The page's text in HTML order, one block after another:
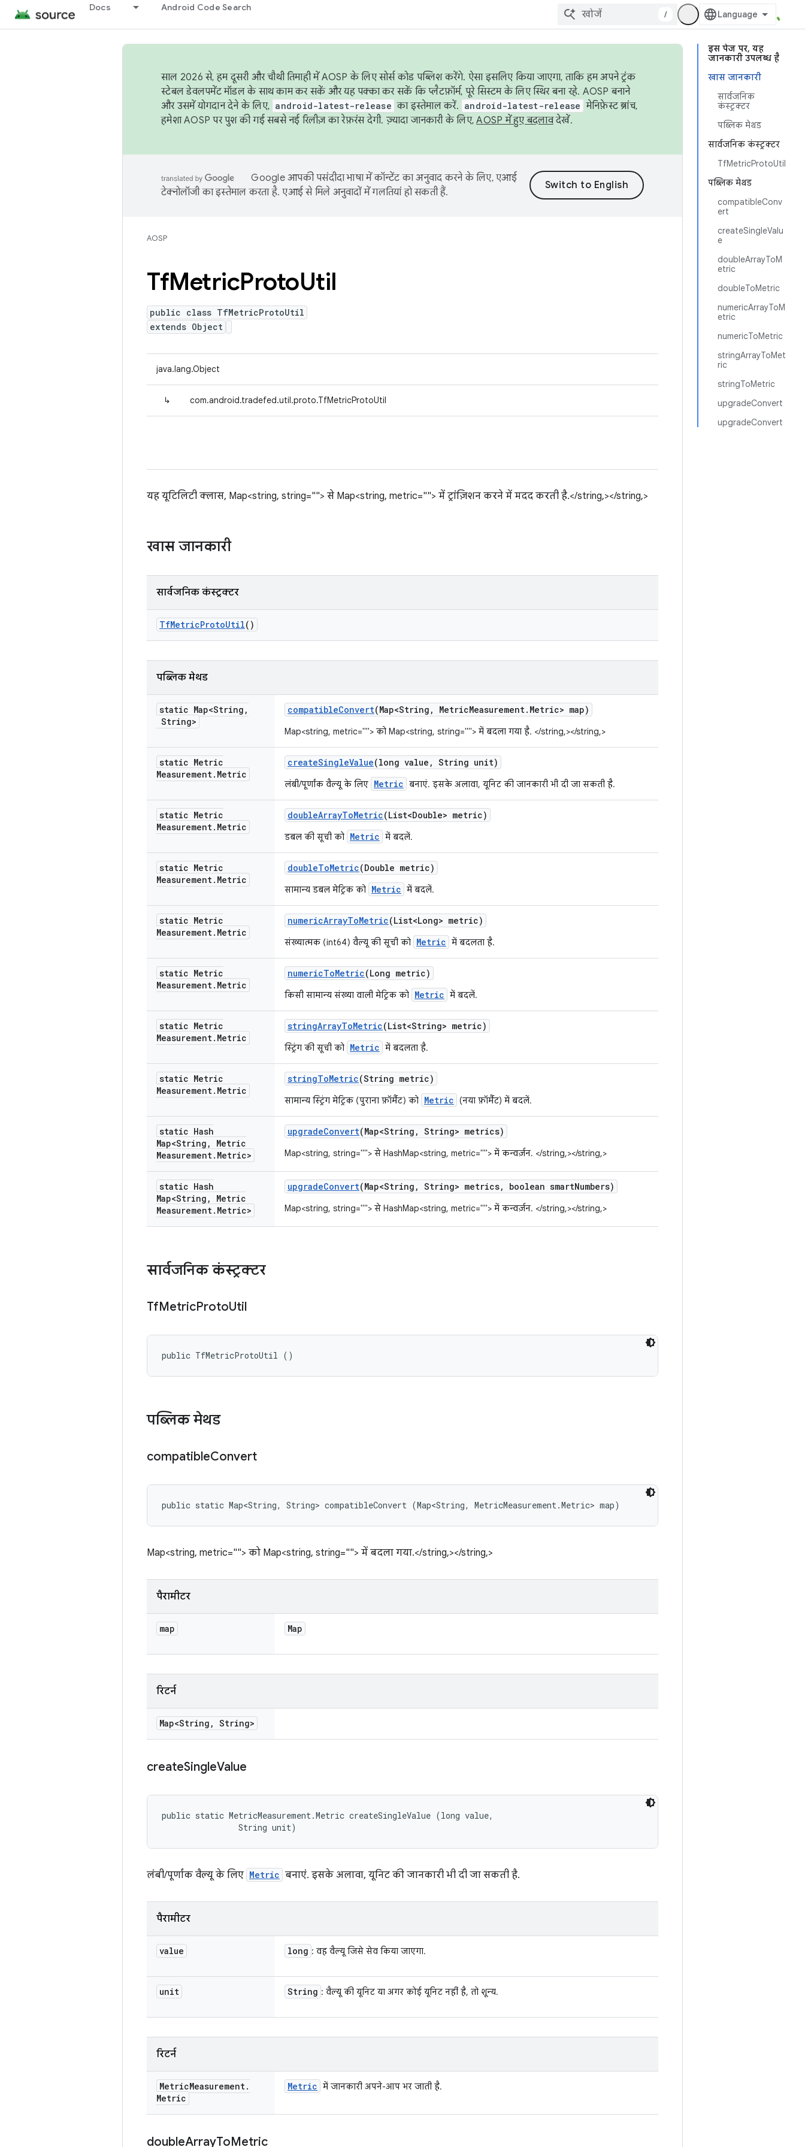
Docs Android Code Search
/
इस पेज पर, यह
जानकारी उपलब्ध है
खास जानकारी
सार्वजनिक
कंस्ट्रक्टर
पब्लिक मेथड
सार्वजनिक कंस्ट्रक्टर
TfMetricProtoUtil
पब्लिक मेथड
compatibleConv
ert
createSingleValu
e
doubleArrayToM
etric
doubleToMetric
numericArrayToM
etric
numericToMetric
stringArrayToMet
ric
stringToMetric
upgradeConvert
upgradeConvert
साल 2026 से, हम दूसरी और चौथी तिमाही में AOSP के लिए सोर्स कोड पब्लिश करेंगे. ऐसा इसलिए किया जाएगा, ताकि हम अपने ट्रंक
स्टेबल डेवलपमेंट मॉडल के साथ काम कर सकें और यह पक्का कर सकें कि प्लैटफ़ॉर्म, पूरे सिस्टम के लिए स्थिर बना रहे. AOSP बनाने
और उसमें योगदान देने के लिए, android-latest-release का इस्तेमाल करें. android-latest-release मेनिफ़ेस्ट ब्रांच,
हमेशा AOSP पर पुश की गई सबसे नई रिलीज़ का रेफ़रंस देगी. ज़्यादा जानकारी के लिए,AOSP में हुए बदलावदेखें.
Google आपकी पसंदीदा भाषा में कॉन्टेंट का अनुवाद करने के लिए, एआई
टेक्नोलॉजी का इस्तेमाल करता है. एआई से मिले अनुवादों में गलतियां हो सकती हैं.
AOSP
TfMetricProtoUtil
public class TfMetricProtoUtil
extends Object
java.lang.Object
↳ com.android.tradefed.util.proto.TfMetricProtoUtil
यह यूटिलिटी क्लास, Map<string, string=""> से Map<string, metric=""> में ट्रांज़िशन करने में मदद करती है.</string,></string,>
खास जानकारी
सार्वजनिक कंस्ट्रक्टर
TfMetricProtoUtil()
पब्लिक मेथड
static Map<String ,
String>
compatibleConvert(Map<String , MetricMeasurement. Metric> map)
Map<string, metric=""> को Map<string, string=""> में बदला गया है. </string,></string,>
static Metric
Measurement. Metric
createSingleValue(long value , String unit)
लंबी/पूर्णांक वैल्यू के लिए Metric बनाएं. इसके अलावा, यूनिट की जानकारी भी दी जा सकती है.
static Metric
Measurement. Metric
doubleArrayToMetric(List<Double> metric)
डबल की सूची को Metric में बदलें.
static Metric
Measurement. Metric
doubleToMetric(Double metric)
सामान्य डबल मेट्रिक को Metric में बदलें.
static Metric
Measurement. Metric
numericArrayToMetric(List<Long> metric)
संख्यात्मक (int64) वैल्यू की सूची को Metric में बदलता है.
static Metric
Measurement. Metric
numericToMetric(Long metric)
किसी सामान्य संख्या वाली मेट्रिक को Metric में बदलें.
static Metric
Measurement. Metric
stringArrayToMetric(List<String> metric)
स्ट्रिंग की सूची को Metric में बदलता है.
static Metric
Measurement. Metric
stringToMetric(String metric)
सामान्य स्ट्रिंग मेट्रिक (पुराना फ़ॉर्मैट) को Metric (नया फ़ॉर्मैट) में बदलें.
static Hash
Map<String ,
Metric
Measurement. Metric>
upgradeConvert(Map<String , String> metrics)
Map<string, string=""> से HashMap<string, metric=""> में कन्वर्ज़न. </string,></string,>
static Hash
Map<String ,
Metric
Measurement. Metric>
upgradeConvert(Map<String , String> metrics, boolean smartNumbers)
Map<string, string=""> से HashMap<string, metric=""> में कन्वर्ज़न. </string,></string,>
सार्वजनिक कंस्ट्रक्टर
TfMetricProtoUtil
public TfMetricProtoUtil ()
पब्लिक मेथड
compatibleConvert
public static Map<String, String> compatibleConvert (Map<String, MetricMeasurement.Metric> map)
Map<string, metric=""> को Map<string, string=""> में बदला गया.</string,></string,>
पैरामीटर
map Map
रिटर्न
Map<String , String>
createSingleValue
public static MetricMeasurement.Metric createSingleValue (long value,
                String unit)
लंबी/पूर्णांक वैल्यू के लिए Metric बनाएं. इसके अलावा, यूनिट की जानकारी भी दी जा सकती है.
पैरामीटर
value long : वह वैल्यू जिसे सेव किया जाएगा.
unit String : वैल्यू की यूनिट या अगर कोई यूनिट नहीं है, तो शून्य.
रिटर्न
MetricMeasurement.
Metric
Metric में जानकारी अपने-आप भर जाती है.
doubleArrayToMetric